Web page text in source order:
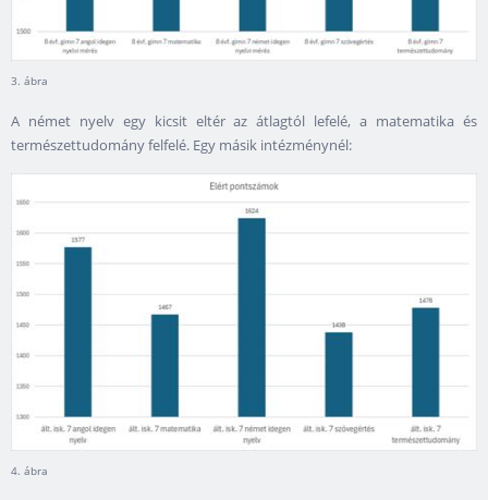
3. ábra
A német nyelv egy kicsit eltér az átlagtól lefelé, a matematika és
természettudomány felfelé. Egy másik intézménynél:
4. ábra